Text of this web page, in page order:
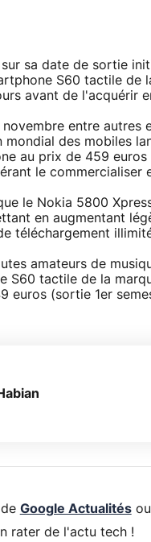
sa date de sortie
S60 tactile de
avant de l'acquérir
entre autres
mondial des mobiles
au prix de 459
le commercialiser
le Nokia 5800
en augmentant
téléchargement
amateurs de
S60 tactile de la
euros (sortie 1er
Google Actualitésou
rater de l'actu tech !